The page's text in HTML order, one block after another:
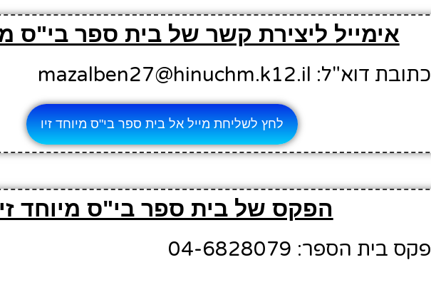
אימייל ליצירת קשר של בית ספר בי"ס
כתובת דוא"ל: mazalben27@hinuchm.k12.il
לחץ לשליחת מייל אל בית ספר בי"ס מיוחד זיו
הפקס של בית ספר בי"ס מיוחד
פקס בית הספר: 04-6828079